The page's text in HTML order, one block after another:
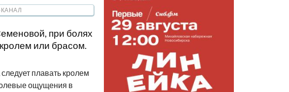
при болях
или брасом.
плавать кролем
ощущения в